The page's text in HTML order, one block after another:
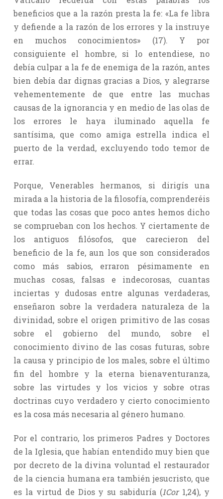
beneficios que a la razón presta la fe: «La fe libra
y defiende a la razón de los errores y la instruye
en muchos conocimientos» (17). Y por
consiguiente el hombre, si lo entendiese, no
debía culpar a la fe de enemiga de la razón, antes
bien debía dar dignas gracias a Dios, y alegrarse
vehementemente de que entre las muchas
causas de la ignorancia y en medio de las olas de
los errores le haya iluminado aquella fe
santísima, que como amiga estrella indica el
puerto de la verdad, excluyendo todo temor de
errar.
Porque, Venerables hermanos, si dirigís una
mirada a la historia de la filosofía, comprenderéis
que todas las cosas que poco antes hemos dicho
se comprueban con los hechos. Y ciertamente de
los antiguos filósofos, que carecieron del
beneficio de la fe, aun los que son considerados
como más sabios, erraron pésimamente en
muchas cosas, falsas e indecorosas, cuantas
inciertas y dudosas entre algunas verdaderas,
enseñaron sobre la verdadera naturaleza de la
divinidad, sobre el origen primitivo de las cosas
sobre el gobierno del mundo, sobre el
conocimiento divino de las cosas futuras, sobre
la causa y principio de los males, sobre el último
fin del hombre y la eterna bienaventuranza,
sobre las virtudes y los vicios y sobre otras
doctrinas cuyo verdadero y cierto conocimiento
es la cosa más necesaria al género humano.
Por el contrario, los primeros Padres y Doctores
de la Iglesia, que habían entendido muy bien que
por decreto de la divina voluntad el restaurador
de la ciencia humana era también jesucristo, que
es la virtud de Dios y su sabiduría (1Cor1,24), y